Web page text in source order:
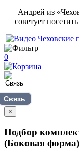
Андрей из
советует
0
Связь
×
Подбор
(Боковая форма)